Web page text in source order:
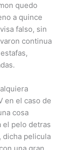
quedo
a quince
falso, sin
continua
en el caso de
cosa
el pelo detras
dicha pelicula